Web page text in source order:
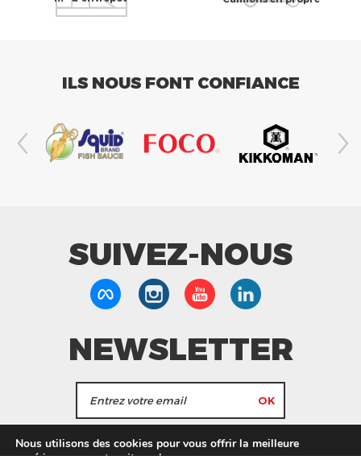
ILS NOUS FONT CONFIANCE
SUIVEZ-NOUS
NEWSLETTER
J'accepte de recevoir les actualités et les
Nous utilisons des cookies pour vous offrir la meilleure